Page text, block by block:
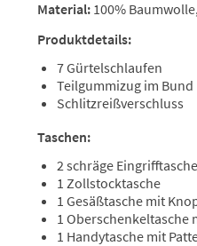
Material: 100%
Produktdetails:
7 Gürtelschlaufen
Teilgummizug im Bund
Schlitzreißverschluss
Taschen:
2 schräge
1 Zollstocktasche
1 Gesäßtasche mit
1 Oberschenkeltasche
1 Handytasche mit